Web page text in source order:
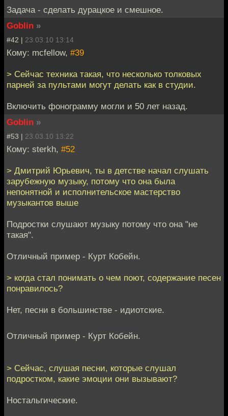
Задача - сделать дурацкое и смешное.
Goblin »
#42 | 23.03.10 13:14
Кому: mcfellow, #39
> Сейчас техника такая, что несколько толковых
парней за пультами могут делать как в студии.
Включить фонограмму могли и 50 лет назад.
Goblin »
#53 | 23.03.10 13:22
Кому: sterkh, #52
> Дмитрий Юрьевич, ты в детстве начал слушать
зарубежную музыку, потому что она была
непонятной и исполнительское мастерство
музыкантов выше
Подростки слушают музыку потому что она "не
такая".
Отличный пример - Курт Кобейн.
> когда стал понимать о чем поют, содержание песен
понравилось?
Нет, песни в большинстве - идиотские.
Отличный пример - Курт Кобейн.
> Сейчас, слушая песни, которые слушал
подростком, какие эмоции они вызывают?
Ностальгические.